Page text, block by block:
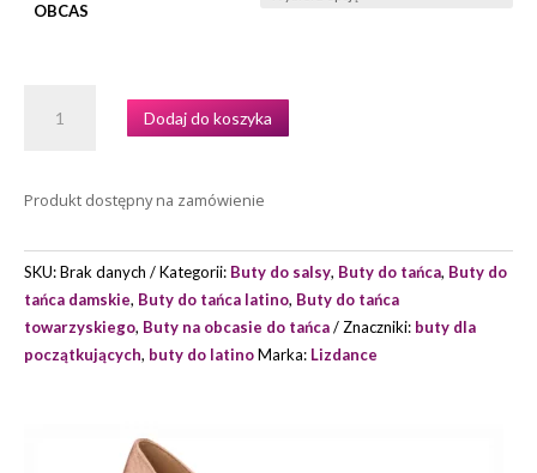
OBCAS
BUTY
LATINO
MODEL
33
Dodaj do koszyka
Produkt dostępny na zamówienie
SKU:Brak danych Kategorii: Buty do salsy, Buty do tańca, Buty do
tańca damskie, Buty do tańca latino, Buty do tańca
towarzyskiego, Buty na obcasie do tańca Znaczniki: buty dla
początkujących, buty do latinoMarka: Lizdance